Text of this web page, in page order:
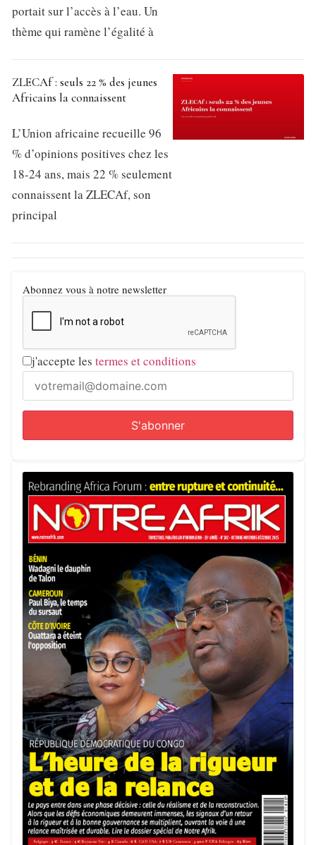
portait sur l’accès à l’eau. Un
thème qui ramène l’égalité à
ZLECAf : seuls 22 % des jeunes
Africains la connaissent
L’Union africaine recueille 96
% d’opinions positives chez les
18-24 ans, mais 22 % seulement
connaissent la ZLECAf, son
principal
Abonnez vous à notre newsletter
j'accepte les termes et conditions